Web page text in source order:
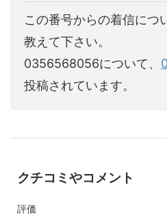
この番号からの着信につ
教えて下さい。
0356568056について、
投稿されています。
クチコミやコメント
評価